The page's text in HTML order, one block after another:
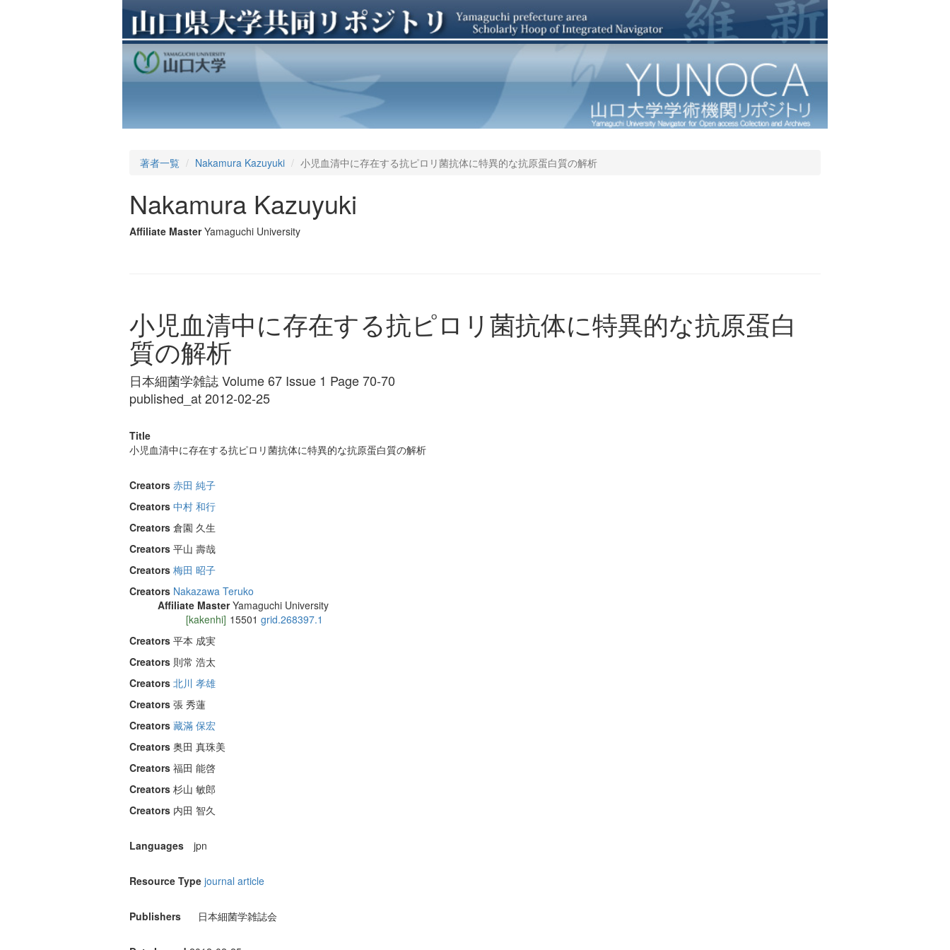
著者一覧 Nakamura Kazuyuki 小児血清中に存在する抗ピロリ菌抗体に特異的な抗原蛋白質の解析
Nakamura Kazuyuki
Affiliate Master Yamaguchi University
小児血清中に存在する抗ピロリ菌抗体に特異的な抗原蛋白
質の解析
日本細菌学雑誌 Volume 67 Issue 1 Page 70-70
published_at 2012-02-25
Title
小児血清中に存在する抗ピロリ菌抗体に特異的な抗原蛋白質の解析
Creators 赤田 純子
Creators 中村 和行
Creators 倉園 久生
Creators 平山 壽哉
Creators 梅田 昭子
Creators Nakazawa Teruko
Affiliate Master Yamaguchi University
[kakenhi] 15501 grid.268397.1
Creators 平本 成実
Creators 則常 浩太
Creators 北川 孝雄
Creators 張 秀蓮
Creators 藏滿 保宏
Creators 奥田 真珠美
Creators 福田 能啓
Creators 杉山 敏郎
Creators 内田 智久
Languages jpn
Resource Type journal article
Publishers 日本細菌学雑誌会